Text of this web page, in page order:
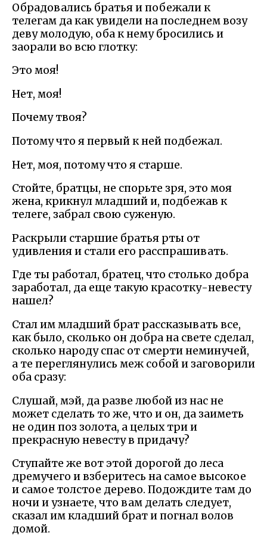
Обрадовались братья и побежали к
телегам да как увидели на последнем возу
деву молодую, оба к нему бросились и
заорали во всю глотку:
Это моя!
Нет, моя!
Почему твоя?
Потому что я первый к ней подбежал.
Нет, моя, потому что я старше.
Стойте, братцы, не спорьте зря, это моя
жена, крикнул младший и, подбежав к
телеге, забрал свою суженую.
Раскрыли старшие братья рты от
удивления и стали его расспрашивать.
Где ты работал, братец, что столько добра
заработал, да еще такую красотку-невесту
нашел?
Стал им младший брат рассказывать все,
как было, сколько он добра на свете сделал,
сколько народу спас от смерти неминучей,
а те переглянулись меж собой и заговорили
оба сразу:
Слушай, мэй, да разве любой из нас не
может сделать то же, что и он, да заиметь
не один поз золота, а целых три и
прекрасную невесту в придачу?
Ступайте же вот этой дорогой до леса
дремучего и взберитесь на самое высокое
и самое толстое дерево. Подождите там до
ночи и узнаете, что вам делать следует,
сказал им кладший брат и погнал волов
домой.